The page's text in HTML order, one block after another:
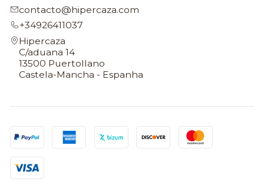
contacto@hipercaza.com
+34926411037
Hipercaza
C/aduana 14
13500 Puertollano
Castela-Mancha - Espanha